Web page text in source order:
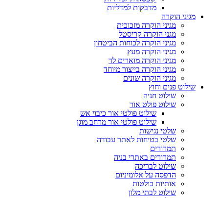
מדבקות למדליות
מגיני הוקרה
מגיני הוקרה מזכוכית
מגני הוקרה קריסטל
מגיני הוקרה לכוחות הביטחון
מגיני הוקרה מעץ
מגיני הוקרה מוארים לד
מגיני הוקרה בייצור מיוחד
מגיני הוקרה שונים
שילוט פנים וחוץ
שילוט חניה
שילוט פולט אור
שילוט פולטי אור כיבוי אש
שילוט פולטי אור מרחב מוגן
שלטי נגישות
שלטי בטיחות לאתר עבודה
תמרורים
תמרורים באתרי בניה
שילוט לבריכה
הדפסה על אלומיניום
אותיות בולטות
שילוט לבתי מלון